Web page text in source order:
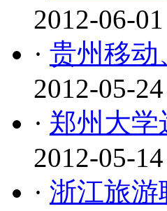
2012-06-01
· 贵州移动
2012-05-24
· 郑州大
2012-05-14
· 浙江旅游